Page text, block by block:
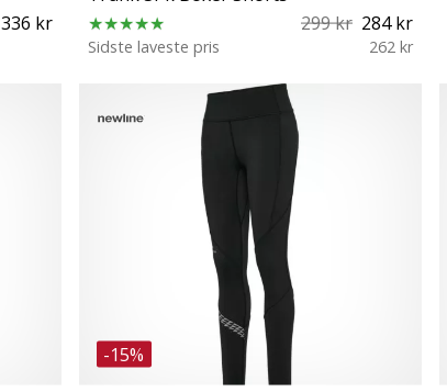
336 kr
299 kr 284 kr
Sidste laveste pris 262 kr
-15%